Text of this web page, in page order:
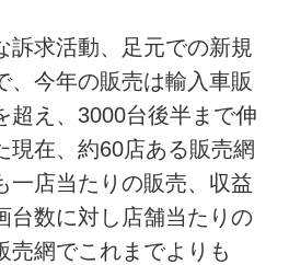
訴求活動、足元での新規
、今年の販売は輸入車販
超え、3000台後半まで伸
現在、約60店ある販売網
一店当たりの販売、収益
台数に対し店舗当たりの
売網でこれまでよりも